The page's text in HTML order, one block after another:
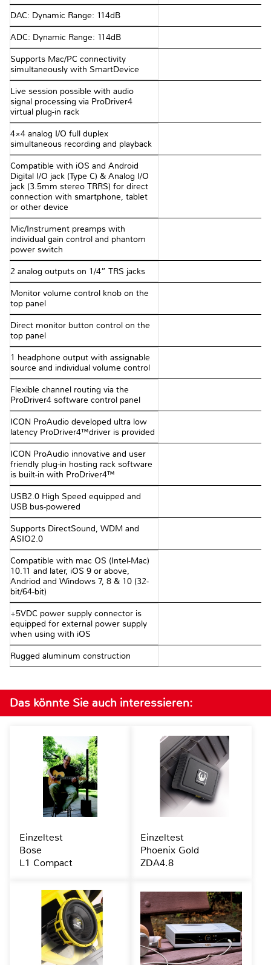
DAC: Dynamic Range: 114dB
ADC: Dynamic Range: 114dB
Supports Mac/PC connectivity
simultaneously with SmartDevice
Live session possible with audio
signal processing via ProDriver4
virtual plug-in rack
4×4 analog I/O full duplex
simultaneous recording and playback
Compatible with iOS and Android
Digital I/O jack (Type C) & Analog I/O
jack (3.5mm stereo TRRS) for direct
connection with smartphone, tablet
or other device
Mic/Instrument preamps with
individual gain control and phantom
power switch
2 analog outputs on 1/4” TRS jacks
Monitor volume control knob on the
top panel
Direct monitor button control on the
top panel
1 headphone output with assignable
source and individual volume control
Flexible channel routing via the
ProDriver4 software control panel
ICON ProAudio developed ultra low
latency ProDriver4™driver is provided
ICON ProAudio innovative and user
friendly plug-in hosting rack software
is built-in with ProDriver4™
USB2.0 High Speed equipped and
USB bus-powered
Supports DirectSound, WDM and
ASIO2.0
Compatible with mac OS (Intel-Mac)
10.11 and later, iOS 9 or above,
Andriod and Windows 7, 8 & 10 (32-
bit/64-bit)
+5VDC power supply connector is
equipped for external power supply
when using with iOS
Rugged aluminum construction
Das könnte Sie auch interessieren:
Einzeltest
Bose
L1 Compact
Einzeltest
Phoenix Gold
ZDA4.8